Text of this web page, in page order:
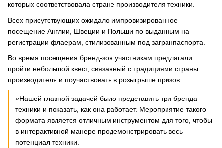
которых соответствовала стране производителя техники.
Всех присутствующих ожидало импровизированное
посещение Англии, Швеции и Польши по выданным на
регистрации флаерам, стилизованным под загранпаспорта.
Во время посещения бренд-зон участникам предлагали
пройти небольшой квест, связанный с традициями страны
производителя и поучаствовать в розыгрыше призов.
«Нашей главной задачей было представить три бренда
техники и показать, как она работает. Мероприятие такого
формата является отличным инструментом для того, чтобы
в интерактивной манере продемонстрировать весь
потенциал техники.